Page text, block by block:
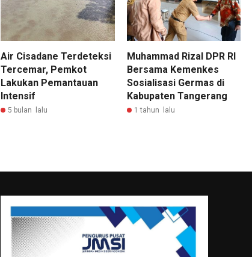
Air Cisadane Terdeteksi
Tercemar, Pemkot
Lakukan Pemantauan
Intensif
5 bulan lalu
Muhammad Rizal DPR RI
Bersama Kemenkes
Sosialisasi Germas di
Kabupaten Tangerang
1 tahun lalu